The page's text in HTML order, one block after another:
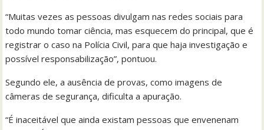
“Muitas vezes as pessoas divulgam nas redes sociais para
todo mundo tomar ciência, mas esquecem do principal, que é
registrar o caso na Polícia Civil, para que haja investigação e
possível responsabilização”, pontuou.
Segundo ele, a ausência de provas, como imagens de
câmeras de segurança, dificulta a apuração.
“É inaceitável que ainda existam pessoas que envenenam